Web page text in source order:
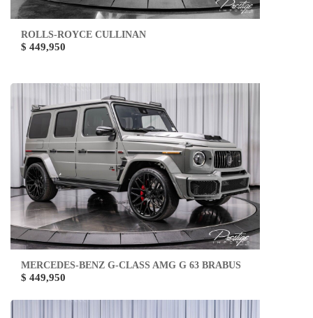
ROLLS-ROYCE CULLINAN
$ 449,950
MERCEDES-BENZ G-CLASS AMG G 63 BRABUS
$ 449,950